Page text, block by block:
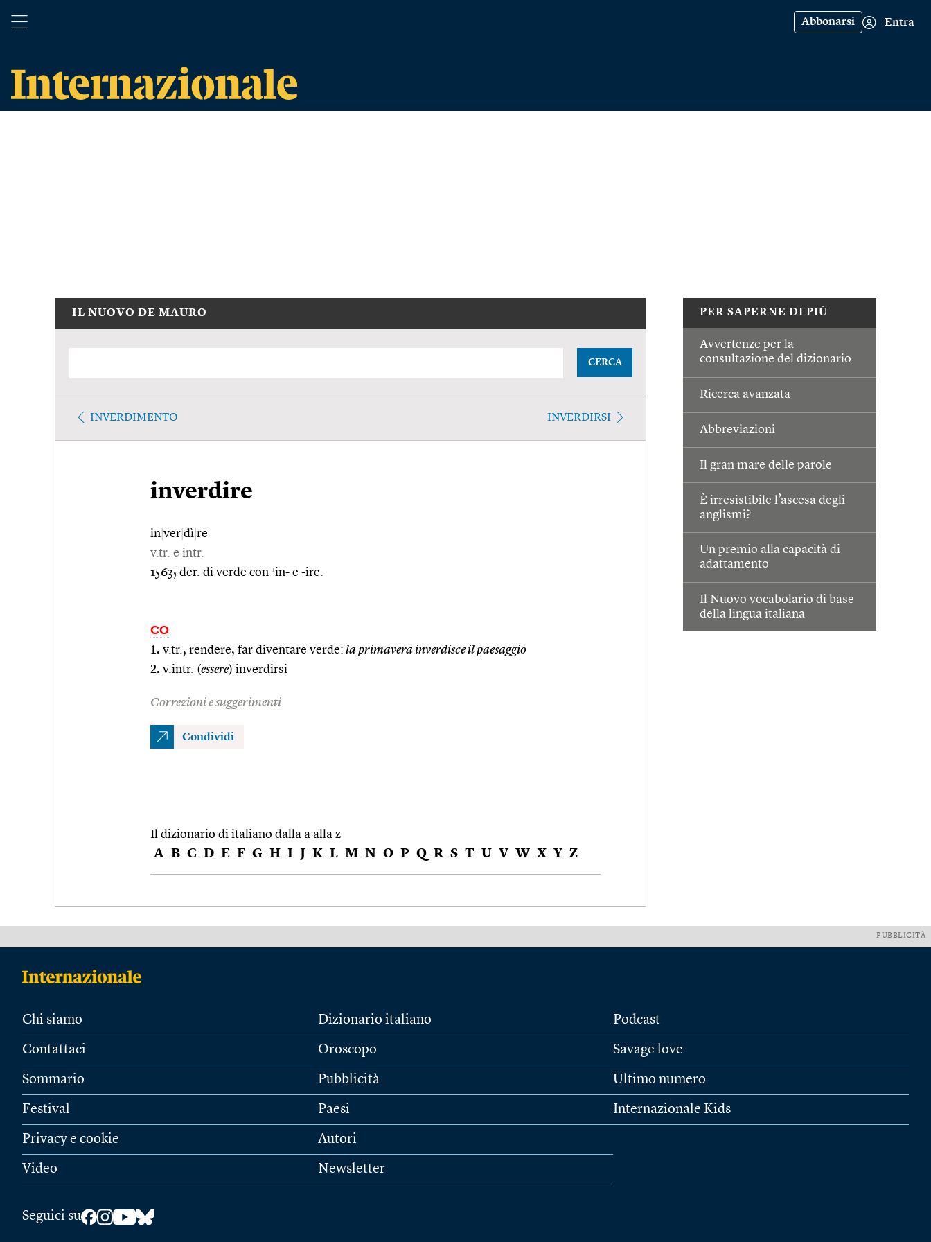
Abbonarsi Entra
PER SAPERNE DI PIÙ
Avvertenze per la
consultazione del dizionario
Ricerca avanzata
Abbreviazioni
Il gran mare delle parole
È irresistibile l’ascesa degli
anglismi?
Un premio alla capacità di
adattamento
Il Nuovo vocabolario di base
della lingua italiana
IL NUOVO DE MAURO
CERCA
INVERDIMENTO INVERDIRSI
inverdire
in ver dì re
v.tr. e intr.
1563; der. di verde con 1in- e -ire.
CO
1. v.tr., rendere, far diventare verde: la primavera inverdisce il paesaggio
2. v.intr. (essere) inverdirsi
Correzioni e suggerimenti
Condividi
Il dizionario di italiano dalla a alla z
A B C D E F G H I J K L M N O P Q R S T U V W X Y Z
PUBBLICITÀ
Chi siamo
Contattaci
Sommario
Festival
Privacy e cookie
Video
Dizionario italiano
Oroscopo
Pubblicità
Paesi
Autori
Newsletter
Podcast
Savage love
Ultimo numero
Internazionale Kids
Seguici su